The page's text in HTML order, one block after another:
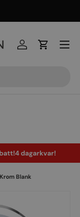
Logga inVarukorg
Meny
4 dagarkvar!
Blank